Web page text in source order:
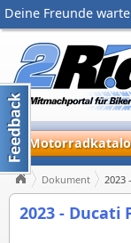
Deine Freunde
Dokument 2023
2023 - Ducati